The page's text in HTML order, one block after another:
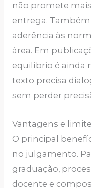
não promete
entrega.
aderência às
área. Em
equilíbrio é ainda
texto precisa
sem perder
Vantagens e
O principal
no julgamento.
graduação,
docente e